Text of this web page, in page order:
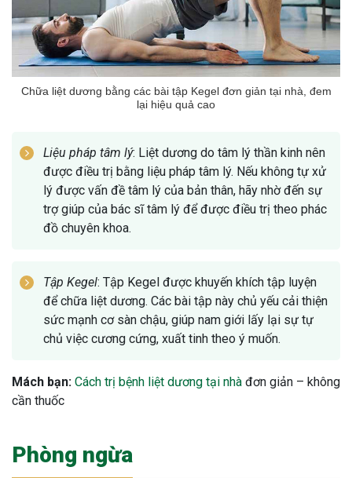
Chữa liệt dương bằng các bài tập Kegel đơn giản tại nhà, đem
lại hiệu quả cao
Liệu pháp tâm lý: Liệt dương do tâm lý thần kinh nên
được điều trị bằng liệu pháp tâm lý. Nếu không tự xử
lý được vấn đề tâm lý của bản thân, hãy nhờ đến sự
trợ giúp của bác sĩ tâm lý để được điều trị theo phác
đồ chuyên khoa.
Tập Kegel: Tập Kegel được khuyến khích tập luyện
để chữa liệt dương. Các bài tập này chủ yếu cải thiện
sức mạnh cơ sàn chậu, giúp nam giới lấy lại sự tự
chủ việc cương cứng, xuất tinh theo ý muốn.
Mách bạn: Cách trị bệnh liệt dương tại nhà đơn giản – không
cần thuốc
Phòng ngừa